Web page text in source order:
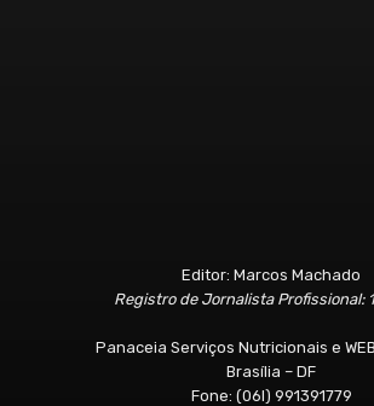
Editor: Marcos Machado
Registro de Jornalista Profissional:
Panaceia Serviços Nutricionais e
Brasília – DF
Fone: (06l) 991391779